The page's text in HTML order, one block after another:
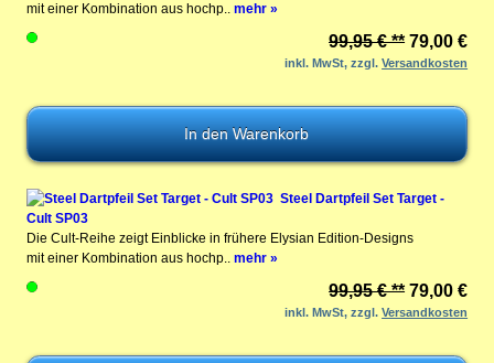
mit einer Kombination aus hochp.. mehr »
99,95 € ** 79,00 €
inkl. MwSt, zzgl.Versandkosten
Steel Dartpfeil Set Target -
Cult SP03
Die Cult-Reihe zeigt Einblicke in frühere Elysian Edition-Designs
mit einer Kombination aus hochp.. mehr »
99,95 € ** 79,00 €
inkl. MwSt, zzgl.Versandkosten